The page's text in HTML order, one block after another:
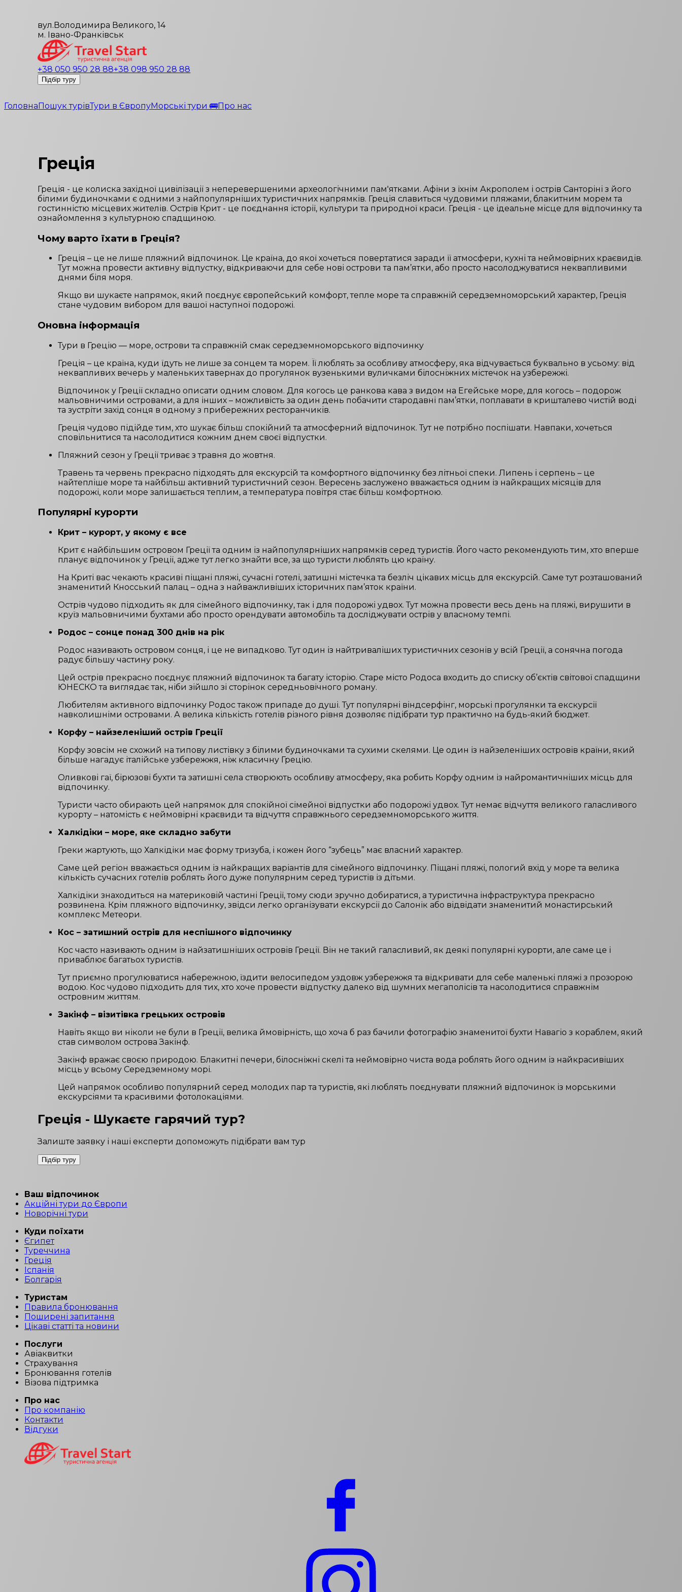
вул.Володимира Великого, 14
м. Івано-Франківськ
+38 050 950 28 88+38 098 950 28 88
Підбір туру
ГоловнаПошук турівТури в ЄвропуМорські тури 🚌Про нас
Греція
Греція - це колиска західної цивілізації з неперевершеними археологічними пам'ятками. Афіни з їхнім Акрополем і острів Санторіні з його
білими будиночками є одними з найпопулярніших туристичних напрямків. Греція славиться чудовими пляжами, блакитним морем та
гостинністю місцевих жителів. Острів Крит - це поєднання історії, культури та природної краси. Греція - це ідеальне місце для відпочинку та
ознайомлення з культурною спадщиною.
Чому варто їхати в Греція?
Греція – це не лише пляжний відпочинок. Це країна, до якої хочеться повертатися заради її атмосфери, кухні та неймовірних краєвидів.
Тут можна провести активну відпустку, відкриваючи для себе нові острови та пам’ятки, або просто насолоджуватися неквапливими
днями біля моря.
Якщо ви шукаєте напрямок, який поєднує європейський комфорт, тепле море та справжній середземноморський характер, Греція
стане чудовим вибором для вашої наступної подорожі.
Оновна інформація
Тури в Грецію — море, острови та справжній смак середземноморського відпочинку
Греція – це країна, куди їдуть не лише за сонцем та морем. Її люблять за особливу атмосферу, яка відчувається буквально в усьому: від
неквапливих вечерь у маленьких тавернах до прогулянок вузенькими вуличками білосніжних містечок на узбережжі.
Відпочинок у Греції складно описати одним словом. Для когось це ранкова кава з видом на Егейське море, для когось – подорож
мальовничими островами, а для інших – можливість за один день побачити стародавні пам’ятки, поплавати в кришталево чистій воді
та зустріти захід сонця в одному з прибережних ресторанчиків.
Греція чудово підійде тим, хто шукає більш спокійний та атмосферний відпочинок. Тут не потрібно поспішати. Навпаки, хочеться
сповільнитися та насолодитися кожним днем своєї відпустки.
Пляжний сезон у Греції триває з травня до жовтня.
Травень та червень прекрасно підходять для екскурсій та комфортного відпочинку без літньої спеки. Липень і серпень – це
найтепліше море та найбільш активний туристичний сезон. Вересень заслужено вважається одним із найкращих місяців для
подорожі, коли море залишається теплим, а температура повітря стає більш комфортною.
Популярні курорти
Крит – курорт, у якому є все
Крит є найбільшим островом Греції та одним із найпопулярніших напрямків серед туристів. Його часто рекомендують тим, хто вперше
планує відпочинок у Греції, адже тут легко знайти все, за що туристи люблять цю країну.
На Криті вас чекають красиві піщані пляжі, сучасні готелі, затишні містечка та безліч цікавих місць для екскурсій. Саме тут розташований
знаменитий Кносський палац – одна з найважливіших історичних пам’яток країни.
Острів чудово підходить як для сімейного відпочинку, так і для подорожі удвох. Тут можна провести весь день на пляжі, вирушити в
круїз мальовничими бухтами або просто орендувати автомобіль та досліджувати острів у власному темпі.
Родос – сонце понад 300 днів на рік
Родос називають островом сонця, і це не випадково. Тут один із найтриваліших туристичних сезонів у всій Греції, а сонячна погода
радує більшу частину року.
Цей острів прекрасно поєднує пляжний відпочинок та багату історію. Старе місто Родоса входить до списку об’єктів світової спадщини
ЮНЕСКО та виглядає так, ніби зійшло зі сторінок середньовічного роману.
Любителям активного відпочинку Родос також припаде до душі. Тут популярні віндсерфінг, морські прогулянки та екскурсії
навколишніми островами. А велика кількість готелів різного рівня дозволяє підібрати тур практично на будь-який бюджет.
Корфу – найзеленіший острів Греції
Корфу зовсім не схожий на типову листівку з білими будиночками та сухими скелями. Це один із найзеленіших островів країни, який
більше нагадує італійське узбережжя, ніж класичну Грецію.
Оливкові гаї, бірюзові бухти та затишні села створюють особливу атмосферу, яка робить Корфу одним із найромантичніших місць для
відпочинку.
Туристи часто обирають цей напрямок для спокійної сімейної відпустки або подорожі удвох. Тут немає відчуття великого галасливого
курорту – натомість є неймовірні краєвиди та відчуття справжнього середземноморського життя.
Халкідіки – море, яке складно забути
Греки жартують, що Халкідіки має форму тризуба, і кожен його “зубець” має власний характер.
Саме цей регіон вважається одним із найкращих варіантів для сімейного відпочинку. Піщані пляжі, пологий вхід у море та велика
кількість сучасних готелів роблять його дуже популярним серед туристів із дітьми.
Халкідіки знаходиться на материковій частині Греції, тому сюди зручно добиратися, а туристична інфраструктура прекрасно
розвинена. Крім пляжного відпочинку, звідси легко організувати екскурсії до Салонік або відвідати знаменитий монастирський
комплекс Метеори.
Кос – затишний острів для неспішного відпочинку
Кос часто називають одним із найзатишніших островів Греції. Він не такий галасливий, як деякі популярні курорти, але саме це і
приваблює багатьох туристів.
Тут приємно прогулюватися набережною, їздити велосипедом уздовж узбережжя та відкривати для себе маленькі пляжі з прозорою
водою. Кос чудово підходить для тих, хто хоче провести відпустку далеко від шумних мегаполісів та насолодитися справжнім
островним життям.
Закінф – візитівка грецьких островів
Навіть якщо ви ніколи не були в Греції, велика ймовірність, що хоча б раз бачили фотографію знаменитої бухти Навагіо з кораблем, який
став символом острова Закінф.
Закінф вражає своєю природою. Блакитні печери, білосніжні скелі та неймовірно чиста вода роблять його одним із найкрасивіших
місць у всьому Середземному морі.
Цей напрямок особливо популярний серед молодих пар та туристів, які люблять поєднувати пляжний відпочинок із морськими
екскурсіями та красивими фотолокаціями.
Греція - Шукаєте гарячий тур?
Залиште заявку і наші експерти допоможуть підібрати вам тур
Підбір туру
Ваш відпочинок
Акційні тури до Європи
Новорічні тури
Куди поїхати
Єгипет
Туреччина
Греція
Іспанія
Болгарія
Туристам
Правила бронювання
Поширені запитання
Цікаві статті та новини
Послуги
Авіаквитки
Страхування
Бронювання готелів
Візова підтримка
Про нас
Про компанію
Контакти
Відгуки